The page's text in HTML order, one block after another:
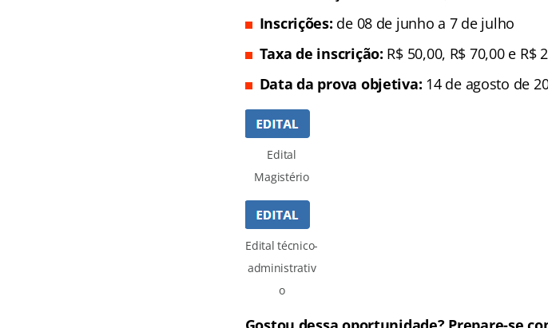
Inscrições: de 08 de junho a 7 de julho
Taxa de inscrição: R$ 50,00, R$ 70,00 e R$
Data da prova objetiva: 14 de agosto de
Edital
Magistério
Edital técnico-
administrativ
o